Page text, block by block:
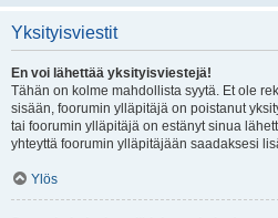
Yksityisviestit
En voi lähettää yksityisviestejä!
Tähän on kolme mahdollista syytä. Et ole
sisään, foorumin ylläpitäjä on poistanut
tai foorumin ylläpitäjä on estänyt sinua
yhteyttä foorumin ylläpitäjään saadaksesi
Ylös